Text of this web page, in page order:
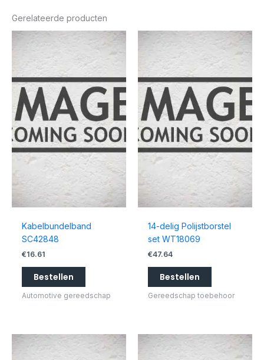
Gerelateerde producten
Kabelbundelband
SC42848
€16.61
Bestellen
Automotive gereedschap
14-delig Polijstborstel
set WT18069
€47.64
Bestellen
Gereedschap toebehoor